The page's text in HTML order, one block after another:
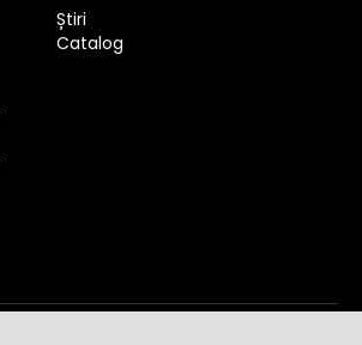
Știri
Catalog